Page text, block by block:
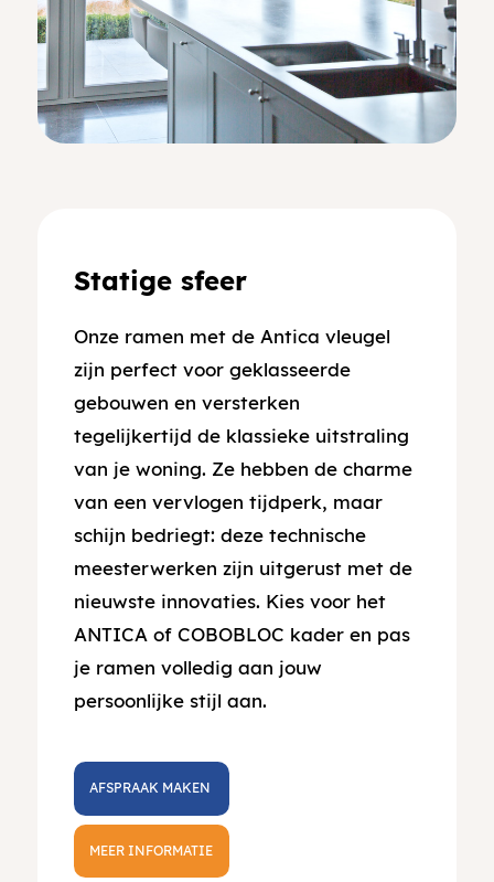
Statige sfeer
Onze ramen met de Antica vleugel
zijn perfect voor geklasseerde
gebouwen en versterken
tegelijkertijd de klassieke uitstraling
van je woning. Ze hebben de charme
van een vervlogen tijdperk, maar
schijn bedriegt: deze technische
meesterwerken zijn uitgerust met de
nieuwste innovaties. Kies voor het
ANTICA of COBOBLOC kader en pas
je ramen volledig aan jouw
persoonlijke stijl aan.
AFSPRAAK MAKEN
MEER INFORMATIE